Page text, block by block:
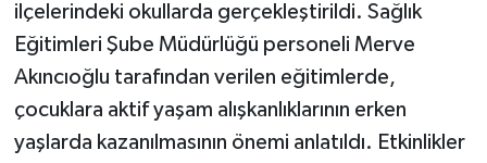
ilçelerindeki okullarda gerçekleştirildi. Sağlık
Eğitimleri Şube Müdürlüğü personeli Merve
Akıncıoğlu tarafından verilen eğitimlerde,
çocuklara aktif yaşam alışkanlıklarının erken
yaşlarda kazanılmasının önemi anlatıldı. Etkinlikler